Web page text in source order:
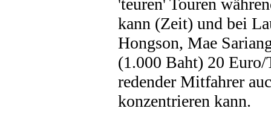
'teuren' Touren
kann (Zeit) und bei
Hongson, Mae
(1.000 Baht) 20 Euro/
redender Mitfahrer
konzentrieren kann.